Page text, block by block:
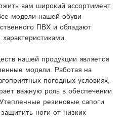
вам широкий ассортимент
модели нашей обуви
ПВХ и обладают
нашей продукции является
модели. Работая на
погодных условиях,
важную роль в обеспечении
резиновые сапоги
ноги от низких